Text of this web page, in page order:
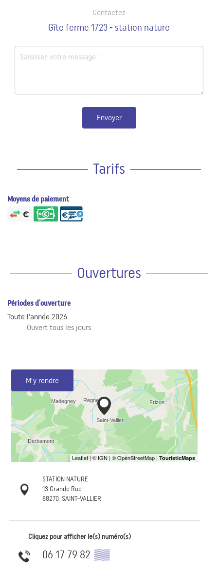
Contactez
Gîte ferme 1723 - station nature
Envoyer
Tarifs
Moyens de paiement
Ouvertures
Périodes d'ouverture
Toute l'année 2026
Ouvert tous les jours
M'y rendre
STATION NATURE
13 Grande Rue
88270 SAINT-VALLIER
Cliquez pour afficher le(s) numéro(s)
06 17 79 82 ▒▒